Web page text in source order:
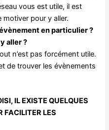
vous est utile, il est
motiver pour y aller.
en particulier ?
aller ?
n’est pas forcément utile.
de trouver les évènements
IL EXISTE QUELQUES
FACILITER LES